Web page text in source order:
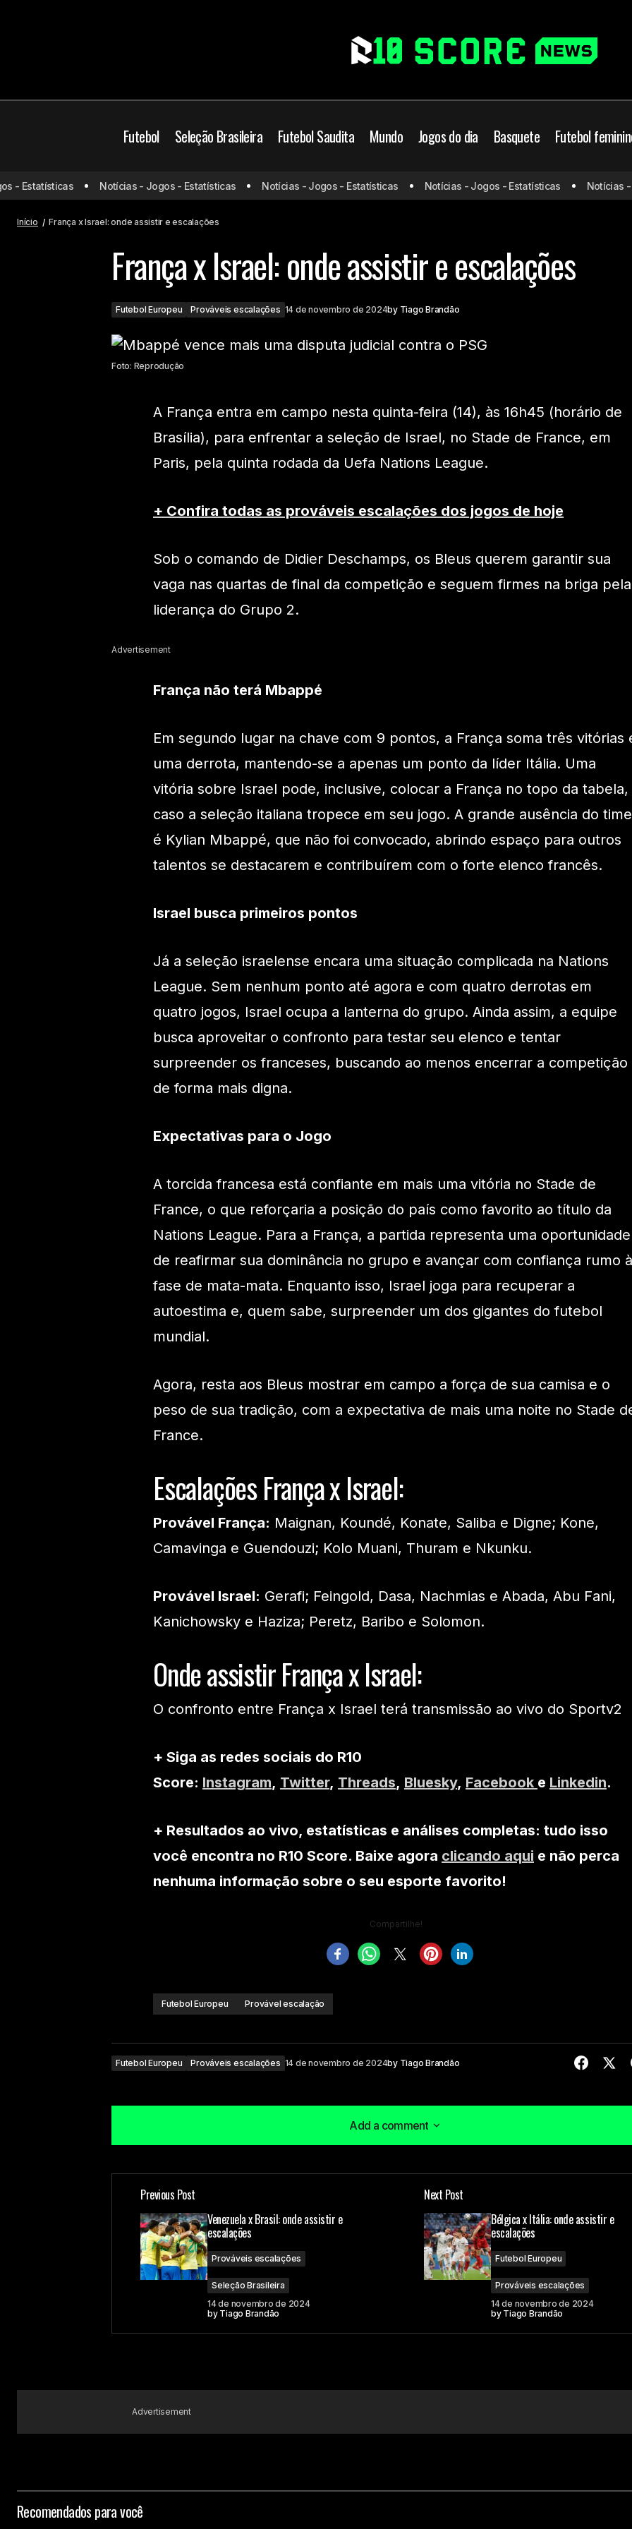
Futebol Seleção Brasileira Futebol Saudita Mundo Jogos do dia Basquete Futebol
Venezuela x Brasil: onde assistir e
escalações
Futebol Europeu Prováveis escalações França x Israel: onde assistir e
Estatísticas Notícias - Jogos - Estatísticas Notícias - Jogos - Estatísticas Notícias - Jogos - Estatísticas Notícias -
Início França x Israel: onde assistir e escalações
França x Israel: onde assistir e escalações
Futebol Europeu Prováveis escalações 14 de novembro de 2024by Tiago Brandão
Foto: Reprodução
A França entra em campo nesta quinta-feira (14), às 16h45 (horário de
Brasília), para enfrentar a seleção de Israel, no Stade de France, em
Paris, pela quinta rodada da Uefa Nations League.
+ Confira todas as prováveis escalações dos jogos de hoje
Sob o comando de Didier Deschamps, os Bleus querem garantir sua
vaga nas quartas de final da competição e seguem firmes na briga pela
liderança do Grupo 2.
Advertisement
França não terá Mbappé
Em segundo lugar na chave com 9 pontos, a França soma três vitórias
uma derrota, mantendo-se a apenas um ponto da líder Itália. Uma
vitória sobre Israel pode, inclusive, colocar a França no topo da tabela,
caso a seleção italiana tropece em seu jogo. A grande ausência do time
é Kylian Mbappé, que não foi convocado, abrindo espaço para outros
talentos se destacarem e contribuírem com o forte elenco francês.
Israel busca primeiros pontos
Já a seleção israelense encara uma situação complicada na Nations
League. Sem nenhum ponto até agora e com quatro derrotas em
quatro jogos, Israel ocupa a lanterna do grupo. Ainda assim, a equipe
busca aproveitar o confronto para testar seu elenco e tentar
surpreender os franceses, buscando ao menos encerrar a competição
de forma mais digna.
Expectativas para o Jogo
A torcida francesa está confiante em mais uma vitória no Stade de
France, o que reforçaria a posição do país como favorito ao título da
Nations League. Para a França, a partida representa uma oportunidade
de reafirmar sua dominância no grupo e avançar com confiança rumo à
fase de mata-mata. Enquanto isso, Israel joga para recuperar a
autoestima e, quem sabe, surpreender um dos gigantes do futebol
mundial.
Agora, resta aos Bleus mostrar em campo a força de sua camisa e o
peso de sua tradição, com a expectativa de mais uma noite no Stade
France.
Escalações França x Israel:
Provável França: Maignan, Koundé, Konate, Saliba e Digne; Kone,
Camavinga e Guendouzi; Kolo Muani, Thuram e Nkunku.
Provável Israel: Gerafi; Feingold, Dasa, Nachmias e Abada, Abu Fani,
Kanichowsky e Haziza; Peretz, Baribo e Solomon.
Onde assistir França x Israel:
O confronto entre França x Israel terá transmissão ao vivo do Sportv2
+ Siga as redes sociais do R10
Score: Instagram, Twitter, Threads, Bluesky, Facebook e Linkedin.
+ Resultados ao vivo, estatísticas e análises completas: tudo isso
você encontra no R10 Score. Baixe agora clicando aqui e não perca
nenhuma informação sobre o seu esporte favorito!
Compartilhe!
Futebol Europeu Provável escalação
Futebol Europeu Prováveis escalações 14 de novembro de 2024by Tiago Brandão
Add a comment
Add a comment
O seu endereço de e-mail não será publicado. Campos obrigatórios são marcados com
Comment*
Submit Comment
Previous Post
Venezuela x Brasil: onde assistir e
escalações
Prováveis escalações
Seleção Brasileira
14 de novembro de 2024
by Tiago Brandão
Next Post
Bélgica x Itália: onde assistir e
escalações
Futebol Europeu
Prováveis escalações
14 de novembro de 2024
by Tiago Brandão
Advertisement
Recomendados para você